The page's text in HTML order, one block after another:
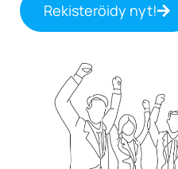
Rekisteröidy nyt!